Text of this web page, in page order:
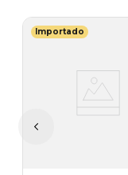
Importado